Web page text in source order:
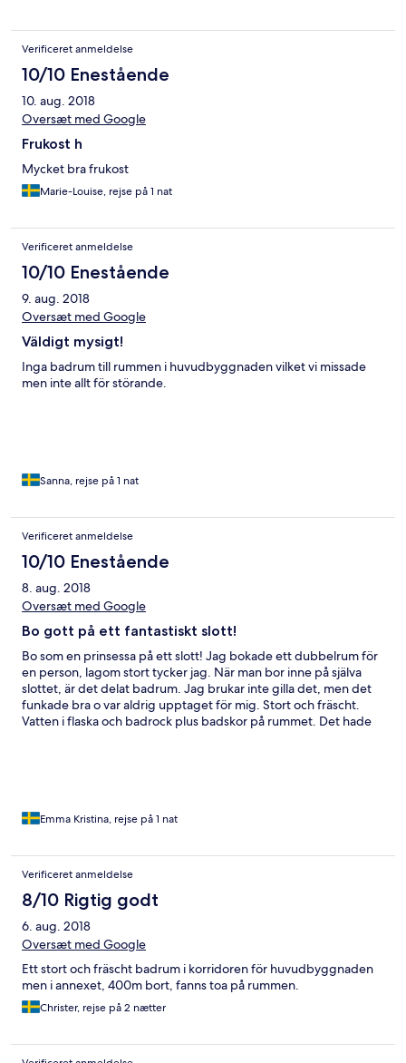
Verificeret anmeldelse
10/10 Enestående
10. aug. 2018
Oversæt med Google
Frukost h
Mycket bra frukost
Marie-Louise, rejse på 1 nat
Verificeret anmeldelse
10/10 Enestående
9. aug. 2018
Oversæt med Google
Väldigt mysigt!
Inga badrum till rummen i huvudbyggnaden vilket vi missade
men inte allt för störande.
Sanna, rejse på 1 nat
Verificeret anmeldelse
10/10 Enestående
8. aug. 2018
Oversæt med Google
Bo gott på ett fantastiskt slott!
Bo som en prinsessa på ett slott! Jag bokade ett dubbelrum för
en person, lagom stort tycker jag. När man bor inne på själva
slottet, är det delat badrum. Jag brukar inte gilla det, men det
funkade bra o var aldrig upptaget för mig. Stort och fräscht.
Vatten i flaska och badrock plus badskor på rummet. Det hade
satt och åt, var båda fantastiska. Jag kan verkligen
TV och mobil ett litet tag. Underbart vackert rum! Jag sov hur
gott som helst!
Emma Kristina, rejse på 1 nat
Verificeret anmeldelse
8/10 Rigtig godt
6. aug. 2018
Oversæt med Google
Ett stort och fräscht badrum i korridoren för huvudbyggnaden
men i annexet, 400m bort, fanns toa på rummen.
Christer, rejse på 2 nætter